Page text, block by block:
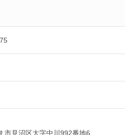
市見沼区大字中川992番地6